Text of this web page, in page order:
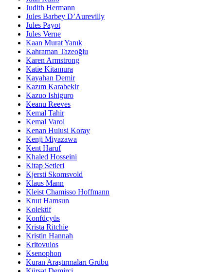
Judith Hermann
Jules Barbey D’Aurevilly
Jules Payot
Jules Verne
Kaan Murat Yanık
Kahraman Tazeoğlu
Karen Armstrong
Katie Kitamura
Kayahan Demir
Kazım Karabekir
Kazuo Ishiguro
Keanu Reeves
Kemal Tahir
Kemal Varol
Kenan Hulusi Koray
Kenji Miyazawa
Kent Haruf
Khaled Hosseini
Kitap Setleri
Kjersti Skomsvold
Klaus Mann
Kleist Chamisso Hoffmann
Knut Hamsun
Kolektif
Konfüçyüs
Krista Ritchie
Kristin Hannah
Kritovulos
Ksenophon
Kuran Araştırmaları Grubu